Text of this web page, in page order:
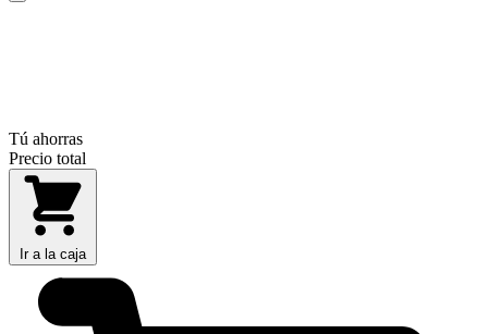
Tú ahorras
Precio total
Ir a la caja